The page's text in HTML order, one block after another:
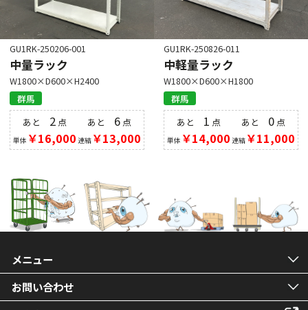
GU1RK-250206-001
中量ラック
W1800×D600×H2400
群馬
あと 2 点
単体 ￥16,000
あと 6点
連結￥13,000
GU1RK-250826-011
中軽量ラック
W1800×D600×H1800
群馬
あと 1 点
単体 ￥14,000
あと 0点
連結￥11,000
メニュー
お問い合わせ